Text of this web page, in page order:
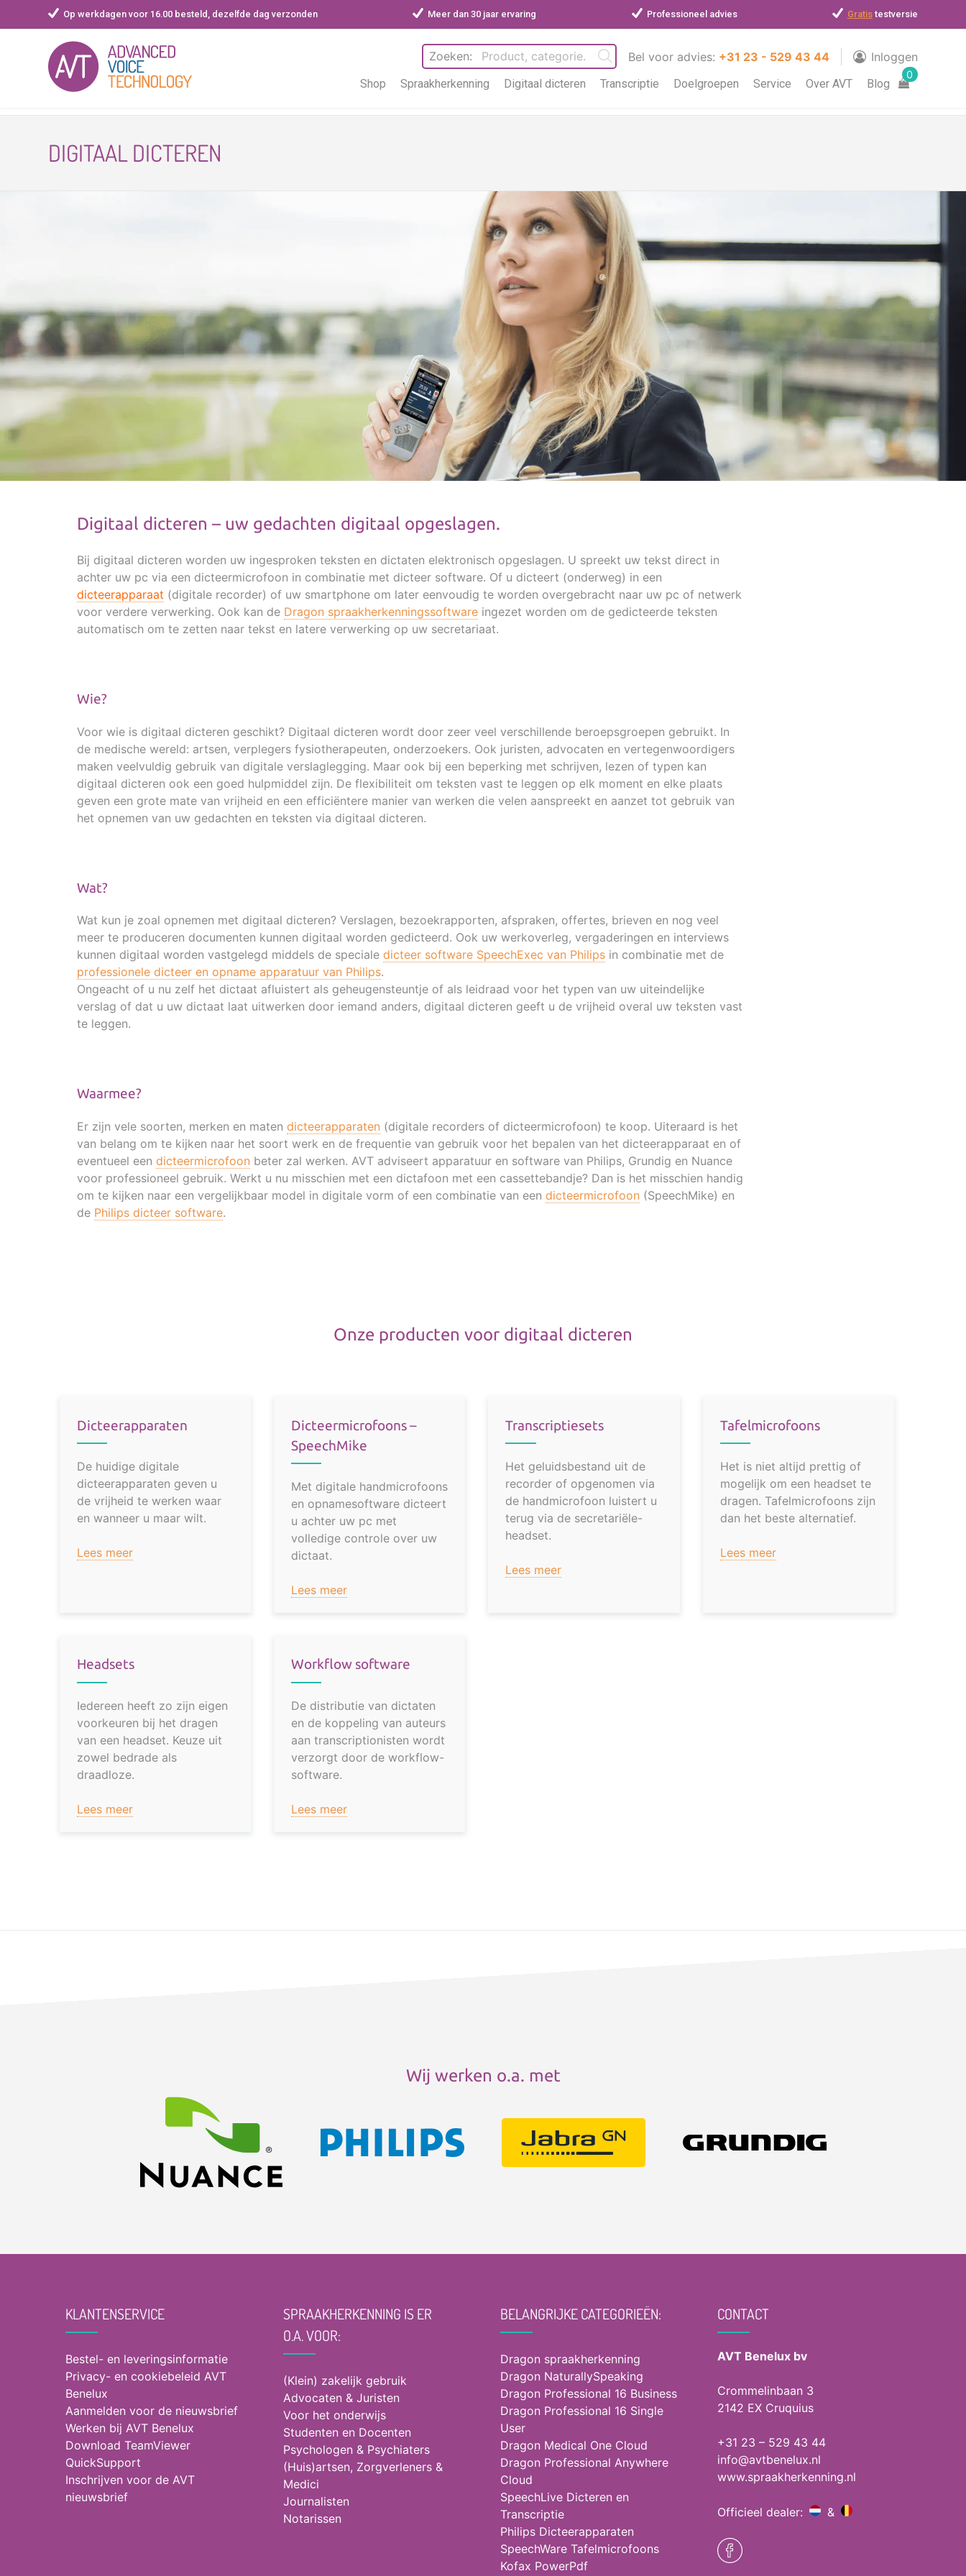
Op werkdagen voor 16.00 besteld, dezelfde dag verzonden Meer dan 30 jaar ervaring Professioneel advies Gratistestversie
Inloggen
Bel voor advies: +31 23 - 529 43 44
Zoeken:
0
Shop Spraakherkenning Digitaal dicteren Transcriptie Doelgroepen Service Over AVT Blog
DIGITAAL DICTEREN
Digitaal dicteren – uw gedachten digitaal opgeslagen.
Bij digitaal dicteren worden uw ingesproken teksten en dictaten elektronisch opgeslagen. U spreekt uw tekst direct in
achter uw pc via een dicteermicrofoon in combinatie met dicteer software. Of u dicteert (onderweg) in een
dicteerapparaat (digitale recorder) of uw smartphone om later eenvoudig te worden overgebracht naar uw pc of netwerk
voor verdere verwerking. Ook kan de Dragon spraakherkenningssoftware ingezet worden om de gedicteerde teksten
automatisch om te zetten naar tekst en latere verwerking op uw secretariaat.
Wie?
Voor wie is digitaal dicteren geschikt? Digitaal dicteren wordt door zeer veel verschillende beroepsgroepen gebruikt. In
de medische wereld: artsen, verplegers fysiotherapeuten, onderzoekers. Ook juristen, advocaten en vertegenwoordigers
maken veelvuldig gebruik van digitale verslaglegging. Maar ook bij een beperking met schrijven, lezen of typen kan
digitaal dicteren ook een goed hulpmiddel zijn. De flexibiliteit om teksten vast te leggen op elk moment en elke plaats
geven een grote mate van vrijheid en een efficiëntere manier van werken die velen aanspreekt en aanzet tot gebruik van
het opnemen van uw gedachten en teksten via digitaal dicteren.
Wat?
Wat kun je zoal opnemen met digitaal dicteren? Verslagen, bezoekrapporten, afspraken, offertes, brieven en nog veel
meer te produceren documenten kunnen digitaal worden gedicteerd. Ook uw werkoverleg, vergaderingen en interviews
kunnen digitaal worden vastgelegd middels de specialedicteer software SpeechExec van Philips in combinatie met de
professionele dicteer en opname apparatuur van Philips.
Ongeacht of u nu zelf het dictaat afluistert als geheugensteuntje of als leidraad voor het typen van uw uiteindelijke
verslag of dat u uw dictaat laat uitwerken door iemand anders, digitaal dicteren geeft u de vrijheid overal uw teksten vast
te leggen.
Waarmee?
Er zijn vele soorten, merken en matendicteerapparaten (digitale recorders of dicteermicrofoon) te koop. Uiteraard is het
van belang om te kijken naar het soort werk en de frequentie van gebruik voor het bepalen van het dicteerapparaat en of
eventueel eendicteermicrofoon beter zal werken. AVT adviseert apparatuur en software van Philips, Grundig en Nuance
voor professioneel gebruik. Werkt u nu misschien met een dictafoon met een cassettebandje? Dan is het misschien handig
om te kijken naar een vergelijkbaar model in digitale vorm of een combinatie van eendicteermicrofoon (SpeechMike) en
de Philips dicteer software.
Onze producten voor digitaal dicteren
Dicteerapparaten
De huidige digitale
dicteerapparaten geven u
de vrijheid te werken waar
en wanneer u maar wilt.
Lees meer
Dicteermicrofoons –
SpeechMike
Met digitale handmicrofoons
en opnamesoftware dicteert
u achter uw pc met
volledige controle over uw
dictaat.
Lees meer
Transcriptiesets
Het geluidsbestand uit de
recorder of opgenomen via
de handmicrofoon luistert u
terug via de secretariële-
headset.
Lees meer
Tafelmicrofoons
Het is niet altijd prettig of
mogelijk om een headset te
dragen. Tafelmicrofoons zijn
dan het beste alternatief.
Lees meer
Headsets
Iedereen heeft zo zijn eigen
voorkeuren bij het dragen
van een headset. Keuze uit
zowel bedrade als
draadloze.
Lees meer
Workflow software
De distributie van dictaten
en de koppeling van auteurs
aan transcriptionisten wordt
verzorgt door de workflow-
software.
Lees meer
Wij werken o.a. met
KLANTENSERVICE
Bestel- en leveringsinformatie
Privacy- en cookiebeleid AVT
Benelux
Aanmelden voor de nieuwsbrief
Werken bij AVT Benelux
Download TeamViewer
QuickSupport
Inschrijven voor de AVT
nieuwsbrief
SPRAAKHERKENNING IS ER
O.A. VOOR:
(Klein) zakelijk gebruik
Advocaten & Juristen
Voor het onderwijs
Studenten en Docenten
Psychologen & Psychiaters
(Huis)artsen, Zorgverleners &
Medici
Journalisten
Notarissen
BELANGRIJKE CATEGORIEËN:
Dragon spraakherkenning
Dragon NaturallySpeaking
Dragon Professional 16 Business
Dragon Professional 16 Single
User
Dragon Medical One Cloud
Dragon Professional Anywhere
Cloud
SpeechLive Dicteren en
Transcriptie
Philips Dicteerapparaten
SpeechWare Tafelmicrofoons
Kofax PowerPdf
CONTACT
AVT Benelux bv
Crommelinbaan 3
2142 EX Cruquius
+31 23 – 529 43 44
info@avtbenelux.nl
www.spraakherkenning.nl
Officieel dealer: &